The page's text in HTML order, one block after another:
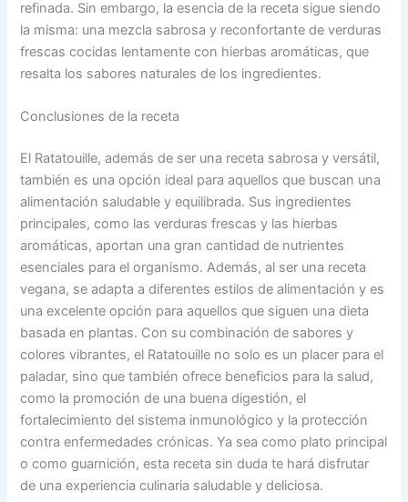
refinada. Sin embargo, la esencia de la receta sigue siendo
la misma: una mezcla sabrosa y reconfortante de verduras
frescas cocidas lentamente con hierbas aromáticas, que
resalta los sabores naturales de los ingredientes.
Conclusiones de la receta
El Ratatouille, además de ser una receta sabrosa y versátil,
también es una opción ideal para aquellos que buscan una
alimentación saludable y equilibrada. Sus ingredientes
principales, como las verduras frescas y las hierbas
aromáticas, aportan una gran cantidad de nutrientes
esenciales para el organismo. Además, al ser una receta
vegana, se adapta a diferentes estilos de alimentación y es
una excelente opción para aquellos que siguen una dieta
basada en plantas. Con su combinación de sabores y
colores vibrantes, el Ratatouille no solo es un placer para el
paladar, sino que también ofrece beneficios para la salud,
como la promoción de una buena digestión, el
fortalecimiento del sistema inmunológico y la protección
contra enfermedades crónicas. Ya sea como plato principal
o como guarnición, esta receta sin duda te hará disfrutar
de una experiencia culinaria saludable y deliciosa.